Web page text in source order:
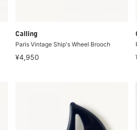
Calling
Paris Vintage Ship's Wheel Brooch
¥4,950